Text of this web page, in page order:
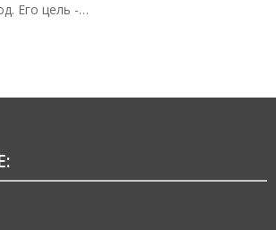
Его цель -…